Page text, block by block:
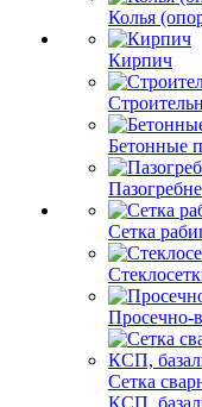
Колья
Кирпич
Бетонные
Сетка
Просечно-
Сетка
КСП,